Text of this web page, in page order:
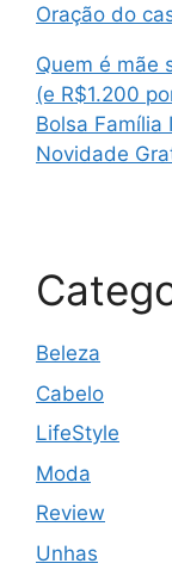
Oração do
Quem é mãe
(e R$1.200
Bolsa Família
Novidade
Beleza
Cabelo
LifeStyle
Moda
Review
Unhas